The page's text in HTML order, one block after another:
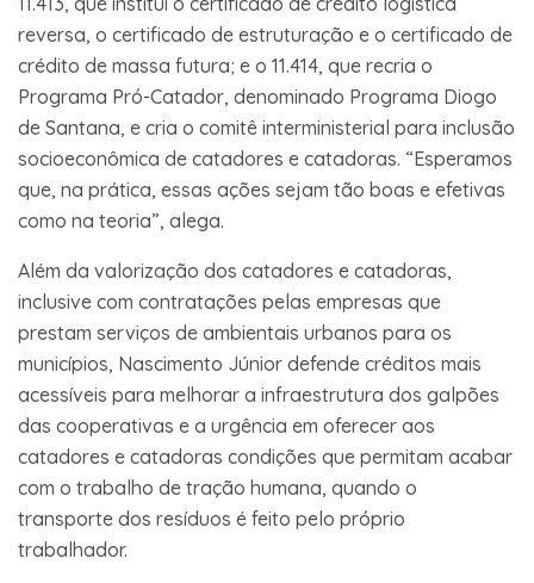
reversa, o certificado de estruturação e o certificado de
crédito de massa futura; e o 11.414, que recria o
Programa Pró-Catador, denominado Programa Diogo
de Santana, e cria o comitê interministerial para inclusão
socioeconômica de catadores e catadoras. “Esperamos
que, na prática, essas ações sejam tão boas e efetivas
como na teoria”, alega.
Além da valorização dos catadores e catadoras,
inclusive com contratações pelas empresas que
prestam serviços de ambientais urbanos para os
municípios, Nascimento Júnior defende créditos mais
acessíveis para melhorar a infraestrutura dos galpões
das cooperativas e a urgência em oferecer aos
catadores e catadoras condições que permitam acabar
com o trabalho de tração humana, quando o
transporte dos resíduos é feito pelo próprio
trabalhador.